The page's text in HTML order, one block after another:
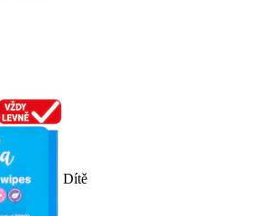
Dítě